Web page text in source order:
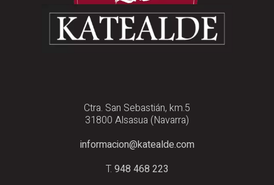
Ctra. San Sebastián, km.5
31800 Alsasua (Navarra)
informacion@katealde.com
T. 948 468 223